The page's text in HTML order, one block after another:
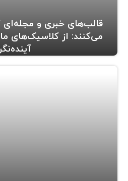
قالب‌های خبری و
می‌کنند: از کلاسیک‌های
آینده‌نگر